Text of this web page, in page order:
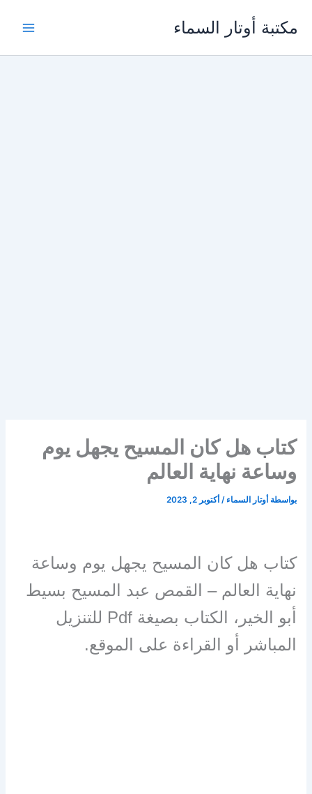
مكتبة أوتار السماء
كتاب هل كان المسيح يجهل يوم
وساعة نهاية العالم
بواسطة أوتار السماء/ أكتوبر 2, 2023
كتاب هل كان المسيح يجهل يوم وساعة
نهاية العالم – القمص عبد المسيح بسيط
أبو الخير،
الكتاب بصيغة Pdf للتنزيل
المباشر أو القراءة على الموقع.